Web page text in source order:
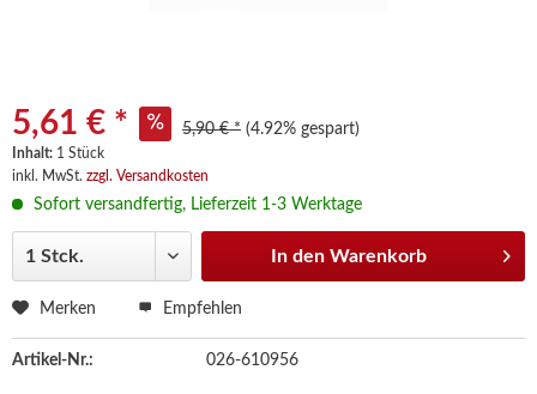
5,61 € * 5,90 € * (4.92% gespart)
Inhalt: 1 Stück
inkl. MwSt. zzgl. Versandkosten
Sofort versandfertig, Lieferzeit 1-3 Werktage
In den Warenkorb
Merken Empfehlen
Artikel-Nr.: 026-610956